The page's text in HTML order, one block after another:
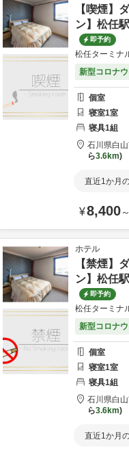
【喫煙】
ン】松任
即予約
松任ターミナ
新型コロナ
個室
寝室1室
寝具1組
石川県白
ら3.6km
直近1か月
¥8,400～
ホテル
【禁煙】
ン】松任
即予約
松任ターミナ
新型コロナ
個室
寝室1室
寝具1組
石川県白
ら3.6km
直近1か月